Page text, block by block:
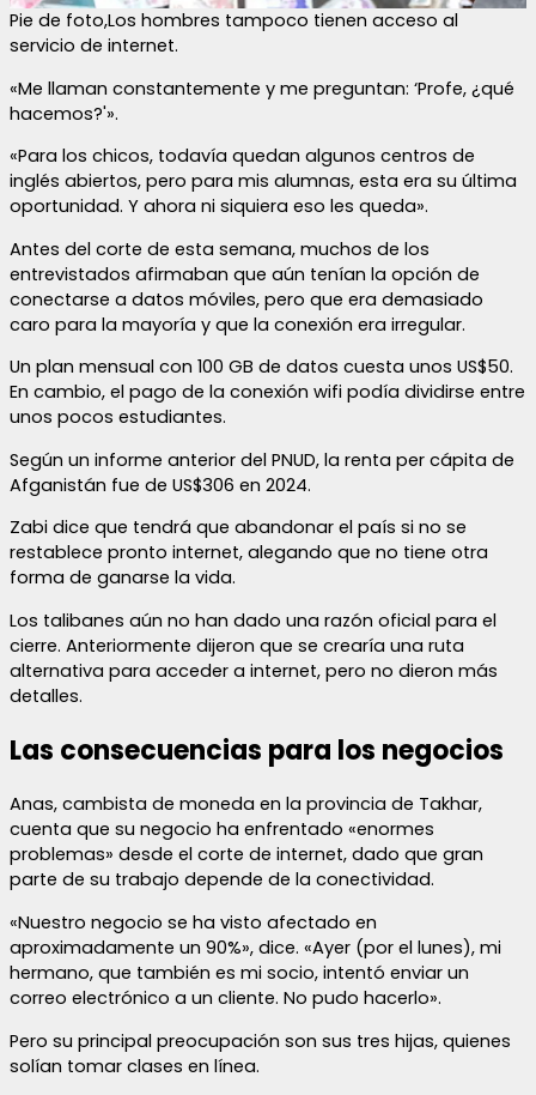
Pie de foto,Los hombres tampoco tienen acceso al
servicio de internet.
«Me llaman constantemente y me preguntan: ‘Profe, ¿qué
hacemos?'».
«Para los chicos, todavía quedan algunos centros de
inglés abiertos, pero para mis alumnas, esta era su última
oportunidad. Y ahora ni siquiera eso les queda».
Antes del corte de esta semana, muchos de los
entrevistados afirmaban que aún tenían la opción de
conectarse a datos móviles, pero que era demasiado
caro para la mayoría y que la conexión era irregular.
Un plan mensual con 100 GB de datos cuesta unos US$50.
En cambio, el pago de la conexión wifi podía dividirse entre
unos pocos estudiantes.
Según un informe anterior del PNUD, la renta per cápita de
Afganistán fue de US$306 en 2024.
Zabi dice que tendrá que abandonar el país si no se
restablece pronto internet, alegando que no tiene otra
forma de ganarse la vida.
Los talibanes aún no han dado una razón oficial para el
cierre. Anteriormente dijeron que se crearía una ruta
alternativa para acceder a internet, pero no dieron más
detalles.
Las consecuencias para los negocios
Anas, cambista de moneda en la provincia de Takhar,
cuenta que su negocio ha enfrentado «enormes
problemas» desde el corte de internet, dado que gran
parte de su trabajo depende de la conectividad.
«Nuestro negocio se ha visto afectado en
aproximadamente un 90%», dice. «Ayer (por el lunes), mi
hermano, que también es mi socio, intentó enviar un
correo electrónico a un cliente. No pudo hacerlo».
Pero su principal preocupación son sus tres hijas, quienes
solían tomar clases en línea.